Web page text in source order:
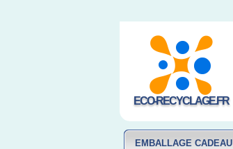
ECO-RECYCLAGE.FR
EMBALLAGE CADEAU